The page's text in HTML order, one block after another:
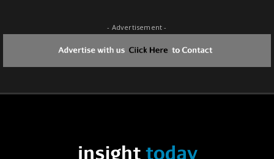
- Advertisement -